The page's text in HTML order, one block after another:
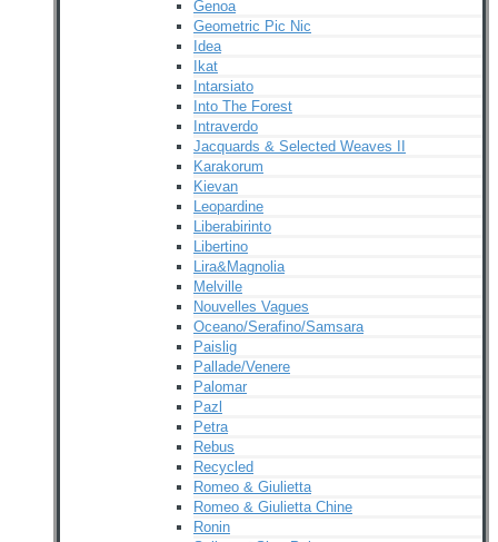
Genoa
Geometric Pic Nic
Idea
Ikat
Intarsiato
Into The Forest
Intraverdo
Jacquards & Selected Weaves II
Karakorum
Kievan
Leopardine
Liberabirinto
Libertino
Lira&Magnolia
Melville
Nouvelles Vagues
Oceano/Serafino/Samsara
Paislig
Pallade/Venere
Palomar
Pazl
Petra
Rebus
Recycled
Romeo & Giulietta
Romeo & Giulietta Chine
Ronin